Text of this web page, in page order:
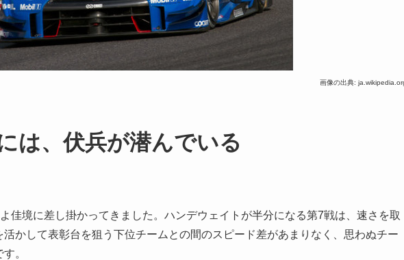
画像の出典:
は、伏兵が潜んでいる
佳境に差し掛かってきました。ハンデウェイトが半分になる第7戦は、速さを取
かして表彰台を狙う下位チームとの間のスピード差があまりなく、思わぬチー
。